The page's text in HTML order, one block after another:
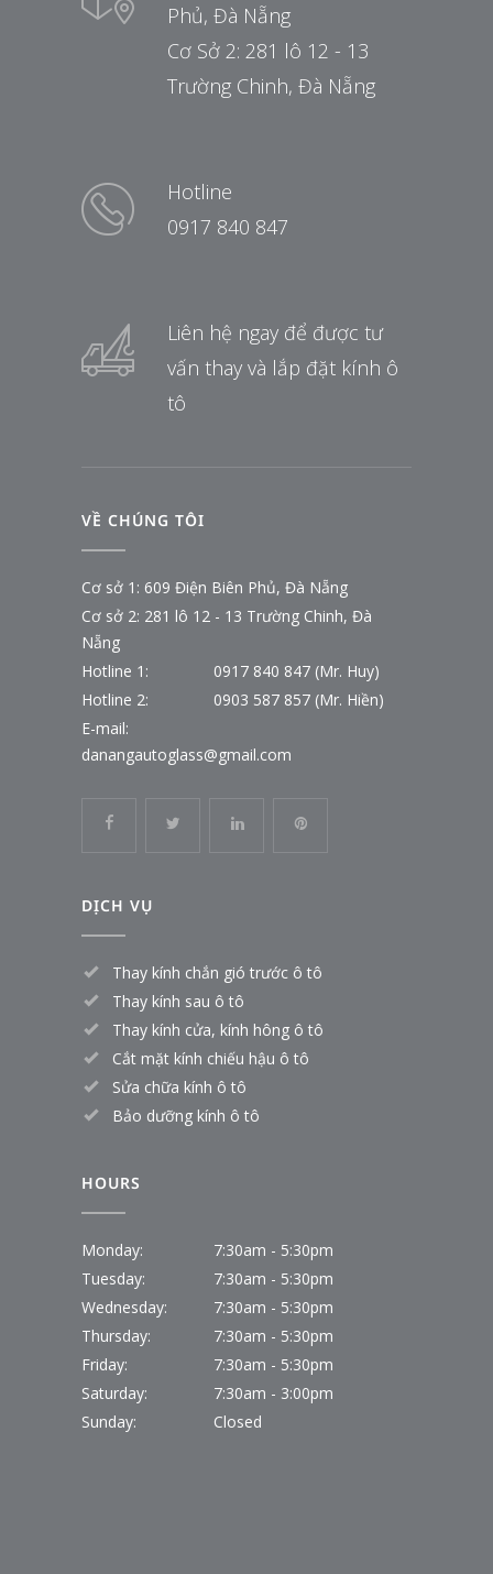
Phủ, Đà Nẵng
Cơ Sở 2: 281 lô 12 - 13
Trường Chinh, Đà Nẵng
Hotline
0917 840 847
Liên hệ ngay để được tư
vấn thay và lắp đặt kính ô
tô
VỀ CHÚNG TÔI
Cơ sở 1: 609 Điện Biên Phủ, Đà Nẵng
Cơ sở 2: 281 lô 12 - 13 Trường Chinh, Đà
Nẵng
Hotline 1:
0917 840 847 (Mr. Huy)
Hotline 2:
0903 587 857 (Mr. Hiền)
E-mail:
danangautoglass@gmail.com
DỊCH VỤ
Thay kính chắn gió trước ô tô
Thay kính sau ô tô
Thay kính cửa, kính hông ô tô
Cắt mặt kính chiếu hậu ô tô
Sửa chữa kính ô tô
Bảo dưỡng kính ô tô
HOURS
Monday:
7:30am - 5:30pm
Tuesday:
7:30am - 5:30pm
Wednesday:
7:30am - 5:30pm
Thursday:
7:30am - 5:30pm
Friday:
7:30am - 5:30pm
Saturday:
7:30am - 3:00pm
Sunday:
Closed